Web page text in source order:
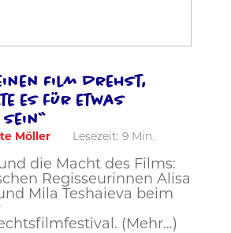
einen Film drehst,
es für etwas
Möller Lesezeit: 9 Min.
die Macht des Films:
Regisseurinnen Alisa
Mila Teshaieva beim
(Mehr…)